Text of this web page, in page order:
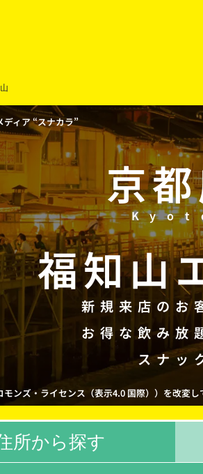
ィア “スナカラ”
京
福知山
新規来店のお
お得な飲み放
スナッ
モンズ・ライセンス（表示4.0 国際））を改
所から探す